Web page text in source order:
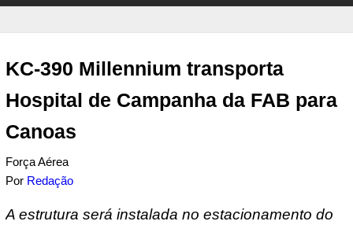
KC-390 Millennium transporta
Hospital de Campanha da FAB para
Canoas
Força Aérea
Por Redação
A estrutura será instalada no estacionamento do